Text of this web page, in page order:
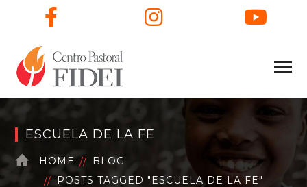
ESCUELA DE LA FE
HOME
BLOG
POSTS TAGGED "ESCUELA DE LA FE"
Facebook Instagram